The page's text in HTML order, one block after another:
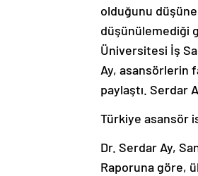
olduğunu
düşünülemediği
Üniversitesi İş
Ay, asansörlerin
paylaştı. Serdar
Türkiye asansör
Dr. Serdar Ay,
Raporuna göre,